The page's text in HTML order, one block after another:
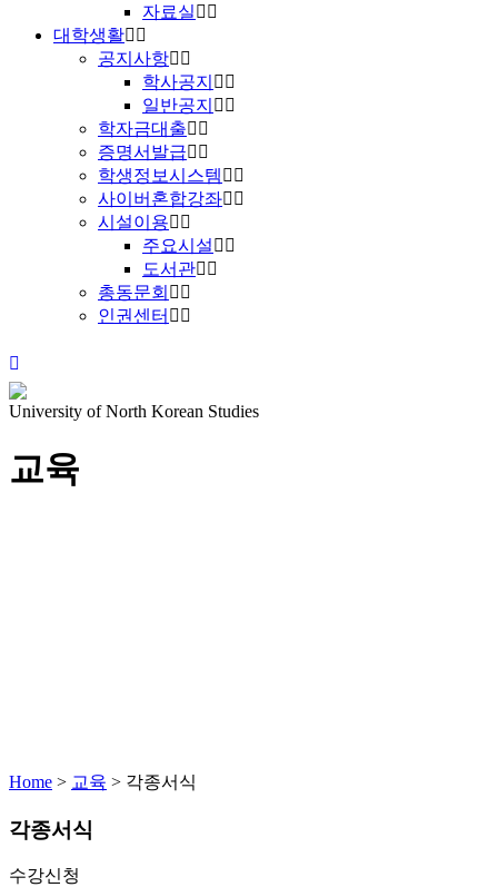
자료실
대학생활
공지사항
학사공지
일반공지
학자금대출
증명서발급
학생정보시스템
사이버혼합강좌
시설이용
주요시설
도서관
총동문회
인권센터
University of North Korean Studies
교육
Home > 교육 > 각종서식
각종서식
수강신청